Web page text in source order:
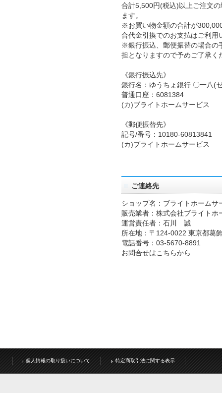
合計5,500円(税込)以上ご注文
ます。
※お買い物金額の合計が
合代金引換でのお支払はご利用
※銀行振込、郵便振替の場合の
担となりますので予めご了承く
《銀行振込先》
銀行名：ゆうちょ銀行 〇一八(
普通口座：6081384
(カ)ブライトホームサービス
《郵便振替先》
記号/番号：10180-60813841
(カ)ブライトホームサービス
ご連絡先
ショップ名：ブライトホームサ
販売業者：株式会社ブライトホ
運営責任者：石川 誠
所在地：〒124-0022 東京都葛
電話番号：03-5670-8891
お問合せはこちらから
個人情報の取り扱いについて 特定商取引法に関する表示